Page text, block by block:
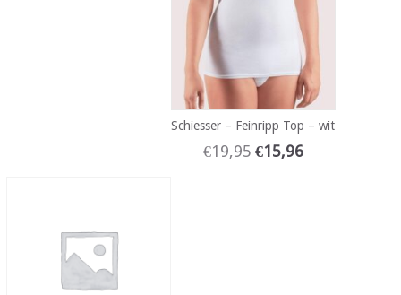
Schiesser – Feinripp Top – wit
€19,95 €15,96